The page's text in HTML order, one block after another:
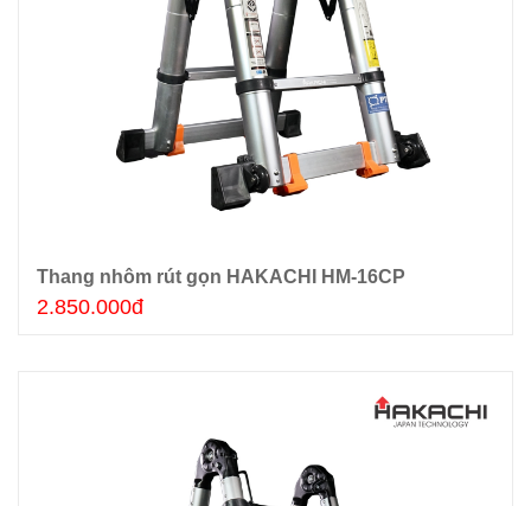
Thêm giỏ hàng
Thang nhôm rút gọn HAKACHI HM-16CP
2.850.000đ